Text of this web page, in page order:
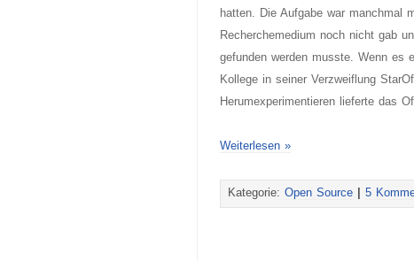
hatten. Die Aufgabe war manchmal
Recherchemedium noch nicht gab
gefunden werden musste. Wenn es
Kollege in seiner Verzweiflung
Herumexperimentieren lieferte das
Weiterlesen »
Kategorie: Open Source 5